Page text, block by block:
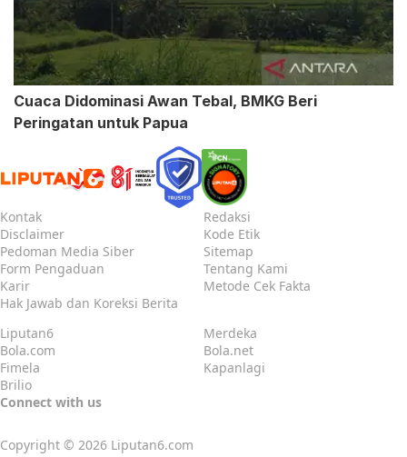
Cuaca Didominasi Awan Tebal, BMKG Beri
Peringatan untuk Papua
Kontak
Redaksi
Disclaimer
Kode Etik
Pedoman Media Siber
Sitemap
Form Pengaduan
Tentang Kami
Karir
Metode Cek Fakta
Hak Jawab dan Koreksi Berita
Liputan6
Merdeka
Bola.com
Bola.net
Fimela
Kapanlagi
Brilio
Connect with us
Copyright © 2026 Liputan6.com